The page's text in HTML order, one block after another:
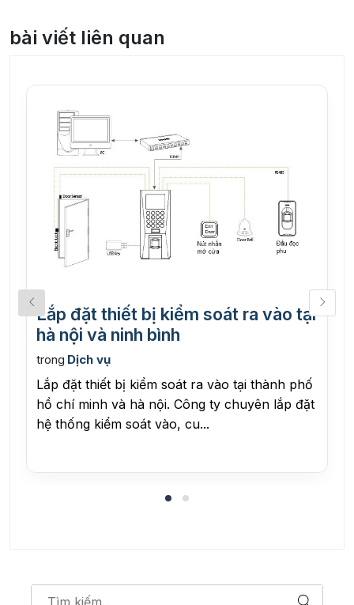
bài viết liên quan
Lắp đặt thiết bị kiểm soát ra vào tại
hà nội và ninh bình
trong Dịch vụ
Lắp đặt thiết bị kiểm soát ra vào tại thành phố
hồ chí minh và hà nội. Công ty chuyên lắp đặt
hệ thống kiểm soát vào, cu...